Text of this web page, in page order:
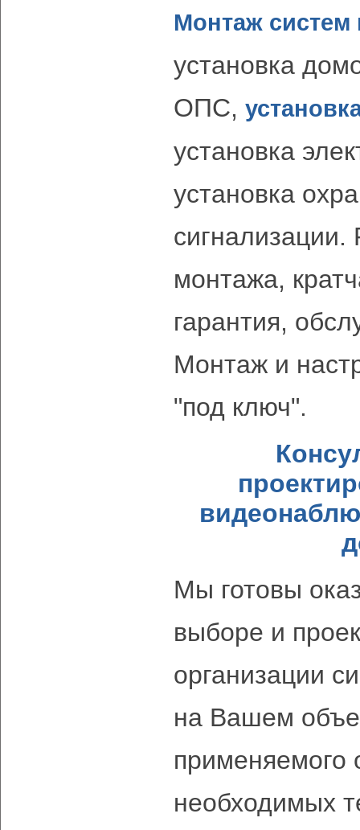
Монтаж
установка
ОПС,
установка
установка
сигнализации.
монтажа,
гарантия,
Монтаж и
"под ключ".
Мы готовы
выборе и
организации
на Вашем
применяемого
необходимых